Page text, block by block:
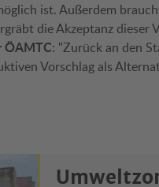
ist. Außerdem
die Akzeptanz dieser
ÖAMTC: "Zurück an den
Vorschlag als